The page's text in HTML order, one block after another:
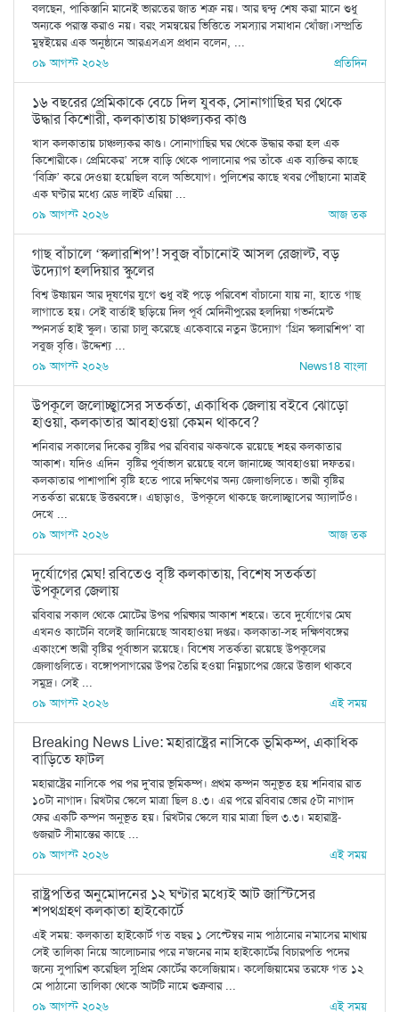
বলছেন, পাকিস্তানি মানেই ভারতের জাত শত্রু নয়। আর দ্বন্দ্ব শেষ করা মানে শুধু
অন্যকে পরাস্ত করাও নয়। বরং সমন্বয়ের ভিত্তিতে সমস্যার সমাধান খোঁজা।সম্প্রতি
মুম্বইয়ের এক অনুষ্ঠানে আরএসএস প্রধান বলেন, ...
০৯ আগস্ট ২০২৬
প্রতিদিন
১৬ বছরের প্রেমিকাকে বেচে দিল যুবক, সোনাগাছির ঘর থেকে
উদ্ধার কিশোরী, কলকাতায় চাঞ্চল্যকর কাণ্ড
খাস কলকাতায় চাঞ্চল্যকর কাণ্ড। সোনাগাছির ঘর থেকে উদ্ধার করা হল এক
কিশোরীকে। প্রেমিকের’ সঙ্গে বাড়ি থেকে পালানোর পর তাঁকে এক ব্যক্তির কাছে
‘বিক্রি’ করে দেওয়া হয়েছিল বলে অভিযোগ। পুলিশের কাছে খবর পৌঁছানো মাত্রই
এক ঘণ্টার মধ্যে রেড লাইট এরিয়া ...
০৯ আগস্ট ২০২৬
আজ তক
গাছ বাঁচালে ‘স্কলারশিপ’! সবুজ বাঁচানোই আসল রেজাল্ট, বড়
উদ্যোগ হলদিয়ার স্কুলের
বিশ্ব উষ্ণায়ন আর দূষণের যুগে শুধু বই পড়ে পরিবেশ বাঁচানো যায় না, হাতে গাছ
লাগাতে হয়। সেই বার্তাই ছড়িয়ে দিল পূর্ব মেদিনীপুরের হলদিয়া গভর্নমেন্ট
স্পনসর্ড হাই স্কুল। তারা চালু করেছে একেবারে নতুন উদ্যোগ ‘গ্রিন স্কলারশিপ’ বা
সবুজ বৃত্তি। উদ্দেশ্য ...
০৯ আগস্ট ২০২৬
News18 বাংলা
উপকূলে জলোচ্ছ্বাসের সতর্কতা, একাধিক জেলায় বইবে ঝোড়ো
হাওয়া, কলকাতার আবহাওয়া কেমন থাকবে?
শনিবার সকালের দিকের বৃষ্টির পর রবিবার ঝকঝকে রয়েছে শহর কলকাতার
আকাশ। যদিও এদিন বৃষ্টির পূর্বাভাস রয়েছে বলে জানাচ্ছে আবহাওয়া দফতর।
কলকাতার পাশাপাশি বৃষ্টি হতে পারে দক্ষিণের অন্য জেলাগুলিতে। ভারী বৃষ্টির
সতর্কতা রয়েছে উত্তরবঙ্গে। এছাড়াও, উপকূলে থাকছে জলোচ্ছ্বাসের অ্যালার্টও।
দেখে ...
০৯ আগস্ট ২০২৬
আজ তক
দুর্যোগের মেঘ! রবিতেও বৃষ্টি কলকাতায়, বিশেষ সতর্কতা
উপকূলের জেলায়
রবিবার সকাল থেকে মোটের উপর পরিষ্কার আকাশ শহরে। তবে দুর্যোগের মেঘ
এখনও কাটেনি বলেই জানিয়েছে আবহাওয়া দপ্তর। কলকাতা-সহ দক্ষিণবঙ্গের
একাংশে ভারী বৃষ্টির পূর্বাভাস রয়েছে। বিশেষ সতর্কতা রয়েছে উপকূলের
জেলাগুলিতে। বঙ্গোপসাগরের উপর তৈরি হওয়া নিম্নচাপের জেরে উত্তাল থাকবে
সমুদ্র। সেই ...
০৯ আগস্ট ২০২৬
এই সময়
Breaking News Live: মহারাষ্ট্রের নাসিকে ভূমিকম্প, একাধিক
বাড়িতে ফাটল
মহারাষ্ট্রের নাসিকে পর পর দু'বার ভূমিকম্প। প্রথম কম্পন অনুভূত হয় শনিবার রাত
১০টা নাগাদ। রিখটার স্কেলে মাত্রা ছিল ৪.৩। এর পরে রবিবার ভোর ৫টা নাগাদ
ফের একটি কম্পন অনুভূত হয়। রিখটার স্কেলে যার মাত্রা ছিল ৩.৩। মহারাষ্ট্র-
গুজরাট সীমান্তের কাছে ...
০৯ আগস্ট ২০২৬
এই সময়
রাষ্ট্রপতির অনুমোদনের ১২ ঘণ্টার মধ্যেই আট জাস্টিসের
শপথগ্রহণ কলকাতা হাইকোর্টে
এই সময়: কলকাতা হাইকোর্ট গত বছর ১ সেপ্টেম্বর নাম পাঠানোর ন'মাসের মাথায়
সেই তালিকা নিয়ে আলোচনার পরে ন'জনের নাম হাইকোর্টের বিচারপতি পদের
জন্যে সুপারিশ করেছিল সুপ্রিম কোর্টের কলেজিয়াম। কলেজিয়ামের তরফে গত ১২
মে পাঠানো তালিকা থেকে আটটি নামে শুক্রবার ...
০৯ আগস্ট ২০২৬
এই সময়